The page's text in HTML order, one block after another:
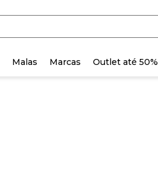
Malas Marcas Outlet até 50%